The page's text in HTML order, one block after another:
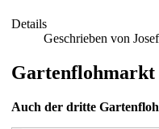
Details
Geschrieben von
Gartenflohmarkt
Auch der dritte